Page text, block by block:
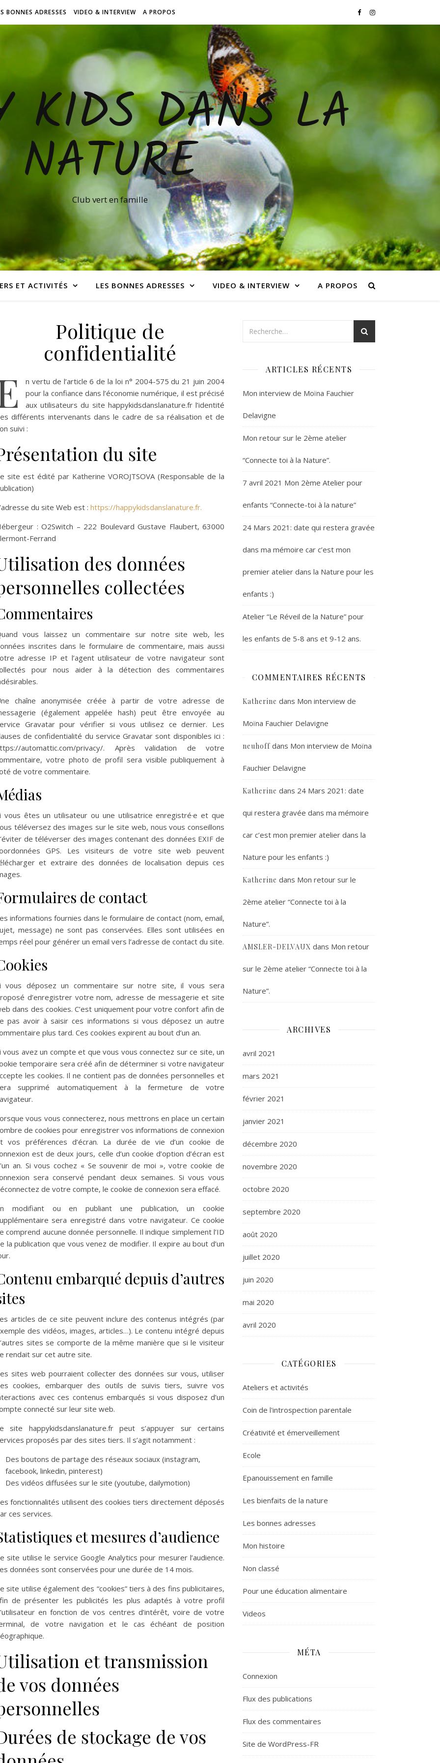
BONNES ADRESSES VIDEO & INTERVIEW A PROPOS
KIDS DANS LA
NATURE
Club vert en famille
ET ACTIVITÉS LES BONNES ADRESSES VIDEO & INTERVIEW A PROPOS
Politique de
confidentialité
n vertu de l’article 6 de la loi n° 2004-575 du 21 juin 2004
pour la confiance dans l’économie numérique, il est précisé
aux utilisateurs du site happykidsdanslanature.fr l’identité
différents intervenants dans le cadre de sa réalisation et de
suivi :
du site
site est édité par Katherine VOROJTSOVA (Responsable de la
du site Web est : https://happykidsdanslanature.fr.
: O2Switch – 222 Boulevard Gustave Flaubert, 63000
Ferrand
des données
collectées
vous laissez un commentaire sur notre site web, les
inscrites dans le formulaire de commentaire, mais aussi
adresse IP et l’agent utilisateur de votre navigateur sont
pour nous aider à la détection des commentaires
chaîne anonymisée créée à partir de votre adresse de
(également appelée hash) peut être envoyée au
Gravatar pour vérifier si vous utilisez ce dernier. Les
de confidentialité du service Gravatar sont disponibles ici :
automattic.com/privacy/. Après validation de votre
votre photo de profil sera visible publiquement à
de votre commentaire.
vous êtes un utilisateur ou une utilisatrice enregistré·e et que
téléversez des images sur le site web, nous vous conseillons
de téléverser des images contenant des données EXIF de
GPS. Les visiteurs de votre site web peuvent
et extraire des données de localisation depuis ces
de contact
informations fournies dans le formulaire de contact (nom, email,
message) ne sont pas conservées. Elles sont utilisées en
réel pour générer un email vers l’adresse de contact du site.
vous déposez un commentaire sur notre site, il vous sera
d’enregistrer votre nom, adresse de messagerie et site
dans des cookies. C’est uniquement pour votre confort afin de
pas avoir à saisir ces informations si vous déposez un autre
plus tard. Ces cookies expirent au bout d’un an.
vous avez un compte et que vous vous connectez sur ce site, un
temporaire sera créé afin de déterminer si votre navigateur
les cookies. Il ne contient pas de données personnelles et
supprimé automatiquement à la fermeture de votre
vous vous connecterez, nous mettrons en place un certain
de cookies pour enregistrer vos informations de connexion
vos préférences d’écran. La durée de vie d’un cookie de
est de deux jours, celle d’un cookie d’option d’écran est
an. Si vous cochez « Se souvenir de moi », votre cookie de
sera conservé pendant deux semaines. Si vous vous
de votre compte, le cookie de connexion sera effacé.
modifiant ou en publiant une publication, un cookie
sera enregistré dans votre navigateur. Ce cookie
comprend aucune donnée personnelle. Il indique simplement l’ID
la publication que vous venez de modifier. Il expire au bout d’un
embarqué depuis d’autres
articles de ce site peuvent inclure des contenus intégrés (par
des vidéos, images, articles…). Le contenu intégré depuis
sites se comporte de la même manière que si le visiteur
rendait sur cet autre site.
sites web pourraient collecter des données sur vous, utiliser
cookies, embarquer des outils de suivis tiers, suivre vos
avec ces contenus embarqués si vous disposez d’un
connecté sur leur site web.
site happykidsdanslanature.fr peut s’appuyer sur certains
proposés par des sites tiers. Il s’agit notamment :
Des boutons de partage des réseaux sociaux (instagram,
facebook, linkedin, pinterest)
Des vidéos diffusées sur le site (youtube, dailymotion)
fonctionnalités utilisent des cookies tiers directement déposés
ces services.
et mesures d’audience
site utilise le service Google Analytics pour mesurer l’audience.
données sont conservées pour une durée de 14 mois.
site utilise également des “cookies” tiers à des fins publicitaires,
de présenter les publicités les plus adaptés à votre profil
en fonction de vos centres d’intérêt, voire de votre
de votre navigation et le cas échéant de position
et transmission
vos données
de stockage de vos
ARTICLES RÉCENTS
Mon interview de Moïna Fauchier
Delavigne
Mon retour sur le 2ème atelier
“Connecte toi à la Nature”.
7 avril 2021 Mon 2ème Atelier pour
enfants “Connecte-toi à la nature”
24 Mars 2021: date qui restera gravée
dans ma mémoire car c’est mon
premier atelier dans la Nature pour les
enfants :)
Atelier “Le Réveil de la Nature” pour
les enfants de 5-8 ans et 9-12 ans.
COMMENTAIRES RÉCENTS
Katherine dans Mon interview de
Moïna Fauchier Delavigne
neuhoff dans Mon interview de Moïna
Fauchier Delavigne
Katherine dans 24 Mars 2021: date
qui restera gravée dans ma mémoire
car c’est mon premier atelier dans la
Nature pour les enfants :)
Katherine dans Mon retour sur le
2ème atelier “Connecte toi à la
Nature”.
AMSLER-DELVAUX dans Mon retour
sur le 2ème atelier “Connecte toi à la
Nature”.
ARCHIVES
avril 2021
mars 2021
février 2021
janvier 2021
décembre 2020
novembre 2020
octobre 2020
septembre 2020
août 2020
juillet 2020
juin 2020
mai 2020
avril 2020
CATÉGORIES
Ateliers et activités
Coin de l'introspection parentale
Créativité et émerveillement
Ecole
Epanouissement en famille
Les bienfaits de la nature
Les bonnes adresses
Mon histoire
Non classé
Pour une éducation alimentaire
Videos
MÉTA
Connexion
Flux des publications
Flux des commentaires
Site de WordPress-FR